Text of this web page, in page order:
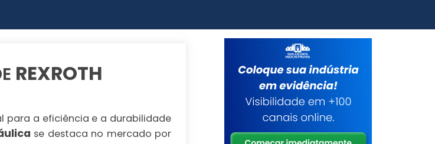
REXROTH
para a eficiência e a durabilidade
se destaca no mercado por